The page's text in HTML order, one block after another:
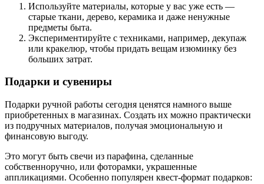
Используйте материалы, которые у вас уже есть —
старые ткани, дерево, керамика и даже ненужные
предметы быта.
Экспериментируйте с техниками, например, декупаж
или кракелюр, чтобы придать вещам изюминку без
больших затрат.
Подарки и сувениры
Подарки ручной работы сегодня ценятся намного выше
приобретенных в магазинах. Создать их можно практически
из подручных материалов, получая эмоциональную и
финансовую выгоду.
Это могут быть свечи из парафина, сделанные
собственноручно, или фоторамки, украшенные
аппликациями. Особенно популярен квест-формат подарков: